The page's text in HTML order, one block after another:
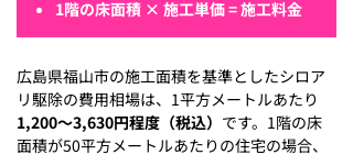
1階の床面積 × 施工単価 = 施工料金
広島県福山市の施工面積を基準としたシロア
リ駆除の費用相場は、1平方メートルあたり
1,200～3,630円程度（税込） です。1階の床
面積が50平方メートルあたりの住宅の場合、